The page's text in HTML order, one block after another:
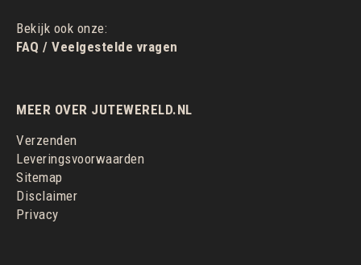
Bekijk ook onze:
FAQ / Veelgestelde vragen
MEER OVER JUTEWERELD.NL
Verzenden
Leveringsvoorwaarden
Sitemap
Disclaimer
Privacy